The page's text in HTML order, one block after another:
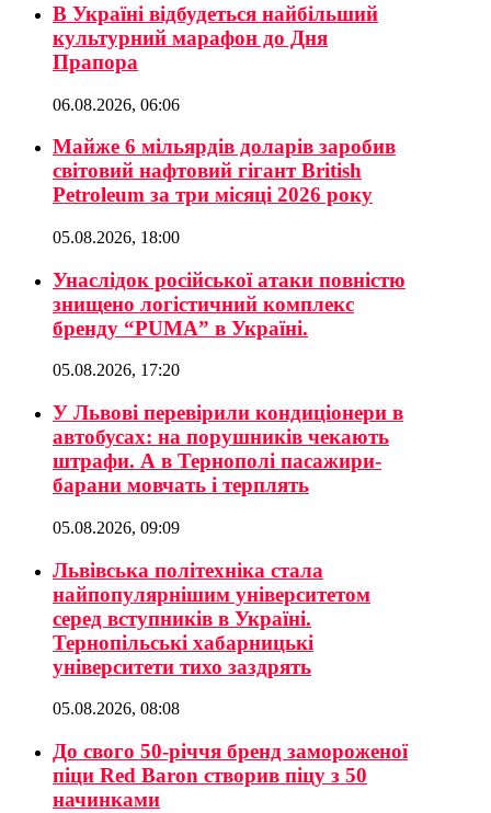
В Україні відбудеться найбільший
культурний марафон до Дня
Прапора
06.08.2026, 06:06
Майже 6 мільярдів доларів заробив
світовий нафтовий гігант British
Petroleum за три місяці 2026 року
05.08.2026, 18:00
Унаслідок російської атаки повністю
знищено логістичний комплекс
бренду “PUMA” в Україні.
05.08.2026, 17:20
У Львові перевірили кондиціонери в
автобусах: на порушників чекають
штрафи. А в Тернополі пасажири-
барани мовчать і терплять
05.08.2026, 09:09
Львівська політехніка стала
найпопулярнішим університетом
серед вступників в Україні.
Тернопільські хабарницькі
університети тихо заздрять
05.08.2026, 08:08
До свого 50-річчя бренд замороженої
піци Red Baron створив піцу з 50
начинками